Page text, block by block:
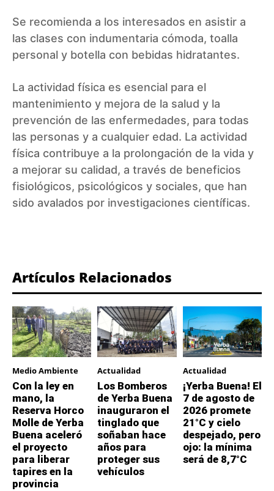
Se recomienda a los interesados en asistir a
las clases con indumentaria cómoda, toalla
personal y botella con bebidas hidratantes.
La actividad física es esencial para el
mantenimiento y mejora de la salud y la
prevención de las enfermedades, para todas
las personas y a cualquier edad. La actividad
física contribuye a la prolongación de la vida y
a mejorar su calidad, a través de beneficios
fisiológicos, psicológicos y sociales, que han
sido avalados por investigaciones científicas.
Artículos Relacionados
Medio Ambiente
Con la ley en
mano, la
Reserva Horco
Molle de Yerba
Buena aceleró
el proyecto
para liberar
tapires en la
provincia
Actualidad
Los Bomberos
de Yerba Buena
inauguraron el
tinglado que
soñaban hace
años para
proteger sus
vehículos
Actualidad
¡Yerba Buena! El
7 de agosto de
2026 promete
21°C y cielo
despejado, pero
ojo: la mínima
será de 8,7°C